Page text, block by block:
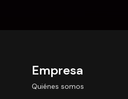
Empresa
Quiénes somos